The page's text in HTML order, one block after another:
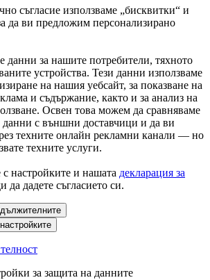
съгласие използваме „бисквитки“ и
да ви предложим персонализирано
данни за нашите потребители, тяхното
устройства. Тези данни използваме
на нашия уебсайт, за показване на
и съдържание, както и за анализ на
Освен това можем да сравняваме
с външни доставчици и да ви
техните онлайн рекламни канали — но
техните услуги.
настройките и нашата декларация за
да дадете съгласието си.
за защита на данните